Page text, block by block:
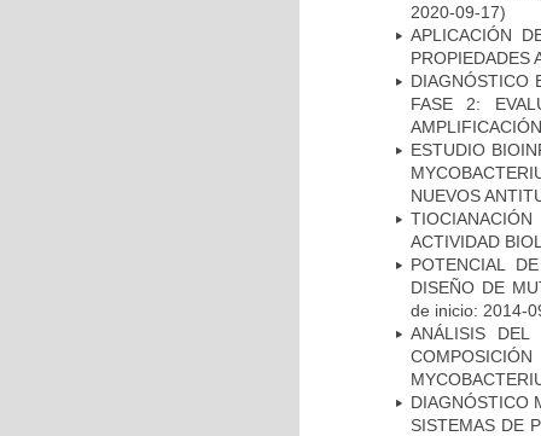
2020-09-17)
APLICACIÓN
PROPIEDADES
DIAGNÓSTICO
FASE 2:
ESTUDIO
NUEVOS
ACTIVIDAD
POTENCIAL
DISEÑO DE
de inicio: 2014-
ANÁLISIS DEL
DIAGNÓSTICO
SISTEMAS DE